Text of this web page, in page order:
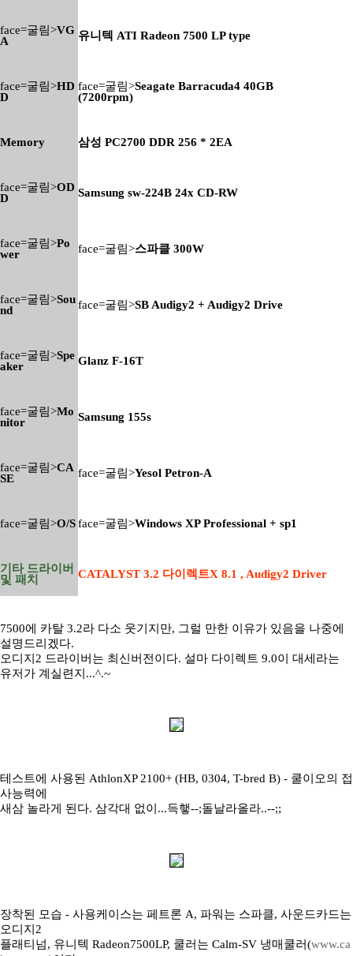
face=굴림>VG
A
유니텍 ATI Radeon 7500 LP type
face=굴림>HD
D
face=굴림>Seagate Barracuda4 40GB
(7200rpm)
Memory 삼성 PC2700 DDR 256 * 2EA
face=굴림>OD
D
Samsung sw-224B 24x CD-RW
face=굴림>Po
wer
face=굴림>스파클 300W
face=굴림>Sou
nd
face=굴림>SB Audigy2 + Audigy2 Drive
face=굴림>Spe
aker
Glanz F-16T
face=굴림>Mo
nitor
Samsung 155s
face=굴림>CA
SE
face=굴림>Yesol Petron-A
face=굴림>O/Sface=굴림>Windows XP Professional + sp1
기타 드라이버
및 패치
CATALYST 3.2 다이렉트X 8.1 , Audigy2 Driver
7500에 카탈 3.2라 다소 웃기지만, 그럴 만한 이유가 있음을 나중에
설명드리겠다.
오디지2 드라이버는 최신버전이다. 설마 다이렉트 9.0이 대세라는
유저가 계실련지...^.~
테스트에 사용된 AthlonXP 2100+ (HB, 0304, T-bred B) - 쿨이오의 접
사능력에
새삼 놀라게 된다. 삼각대 없이...득햏--;돌날라올라..--;;
장착된 모습 - 사용케이스는 페트론 A, 파워는 스파클, 사운드카드는
오디지2
플래티넘, 유니텍 Radeon7500LP, 쿨러는 Calm-SV 냉매쿨러(www.ca